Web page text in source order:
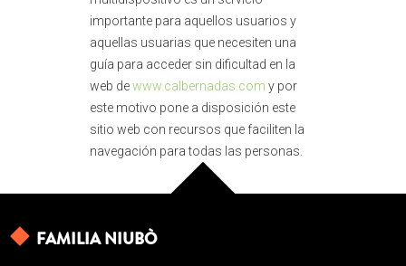
importante para aquellos usuarios y
aquellas usuarias que necesiten una
guía para acceder sin dificultad en la
web dewww.calbernadas.com y por
este motivo pone a disposición este
sitio web con recursos que faciliten la
navegación para todas las personas.
FAMILIA NIUBÒ